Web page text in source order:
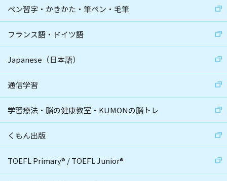
ペン習字・かきかた・筆ペン・毛筆
フランス語・ドイツ語
Japanese（日本語）
通信学習
学習療法・脳の健康教室・KUMONの脳トレ
くもん出版
TOEFL Primary® /TOEFL Junior®